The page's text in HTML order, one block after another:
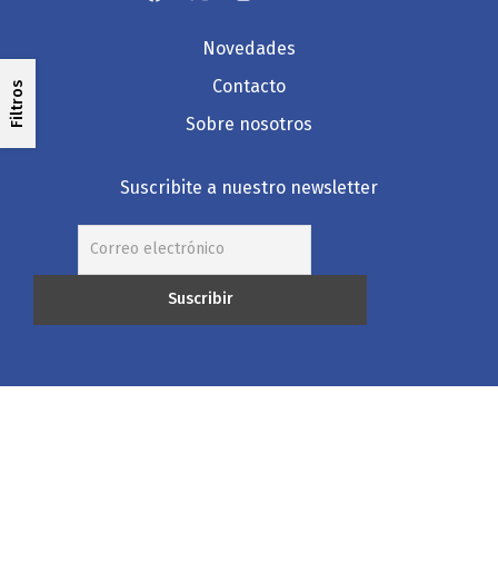
Filtros
Novedades
Contacto
Sobre nosotros
Suscribite a nuestro newsletter